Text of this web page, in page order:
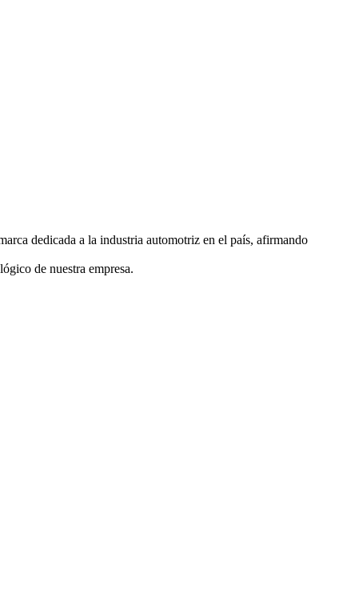
dedicada a la industria automotriz en el país, afirmando
de nuestra empresa.